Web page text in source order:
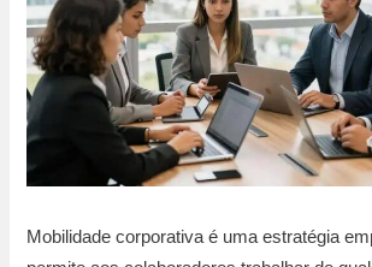
Mobilidade corporativa é uma estratégia